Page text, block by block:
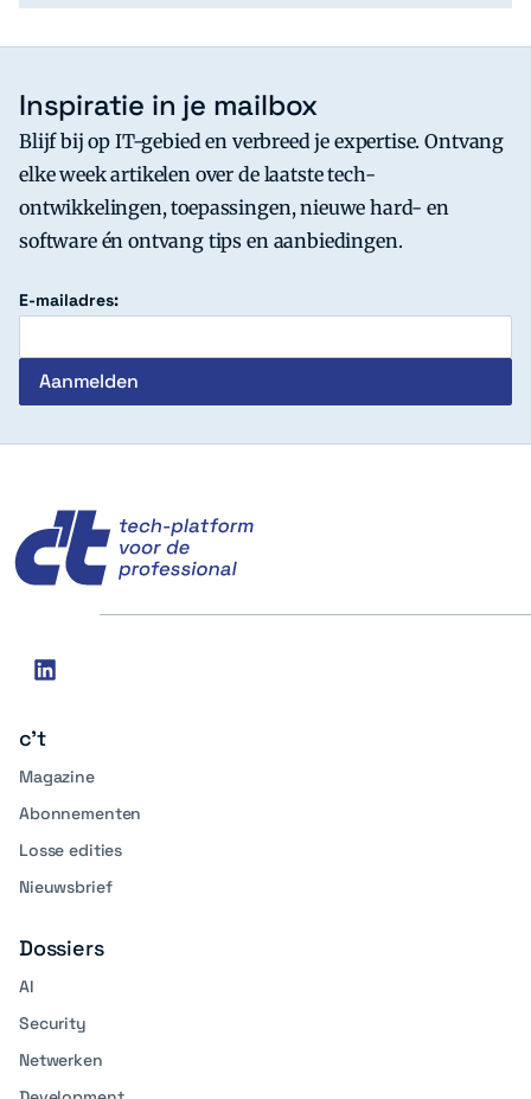
Inspiratie in je mailbox
Blijf bij op IT-gebied en verbreed je expertise. Ontvang
elke week artikelen over de laatste tech-
ontwikkelingen, toepassingen, nieuwe hard- en
software én ontvang tips en aanbiedingen.
E-mailadres:
Social
linkedin
c't
Magazine
Abonnementen
Losse edities
Nieuwsbrief
Dossiers
AI
Security
Netwerken